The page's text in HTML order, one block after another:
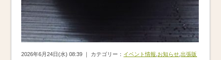
2026年6月24日(水) 08:39 ｜ カテゴリー： イベント情報 お知らせ ,出張販